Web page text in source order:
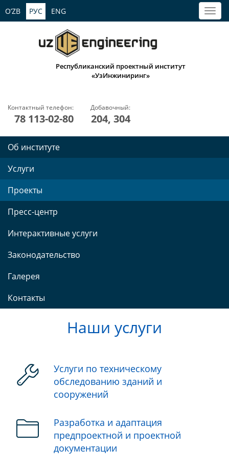
O’ZB РУС ENG
Республиканский проектный институт
«УзИнжиниринг»
Контактный телефон:
78 113-02-80
Добавочный:
204, 304
Об институте
Услуги
Проекты
Пресс-центр
Интерактивные услуги
Законодательство
Галерея
Контакты
Наши услуги
Услуги по техническому
обследованию зданий и
сооружений
Разработка и адаптация
предпроектной и проектной
документации